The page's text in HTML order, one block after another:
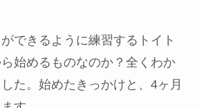
できるように練習するトイト
始めるものなのか？全くわか
た。始めたきっかけと、4ヶ月